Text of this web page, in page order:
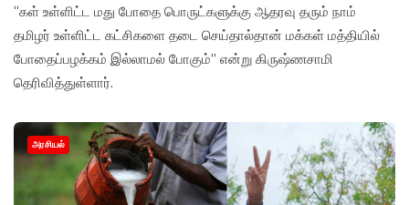
“கள் உள்ளிட்ட மது போதை பொருட்களுக்கு ஆதரவு தரும் நாம்
தமிழர் உள்ளிட்ட கட்சிகளை தடை செய்தால்தான் மக்கள் மத்தியில்
போதைப்பழக்கம் இல்லாமல் போகும்” என்று கிருஷ்ணசாமி
தெரிவித்துள்ளார்.
அரசியல்